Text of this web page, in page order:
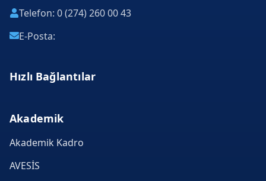
Telefon: 0 (274) 260 00 43
E-Posta:
Hızlı Bağlantılar
Akademik
Akademik Kadro
AVESİS